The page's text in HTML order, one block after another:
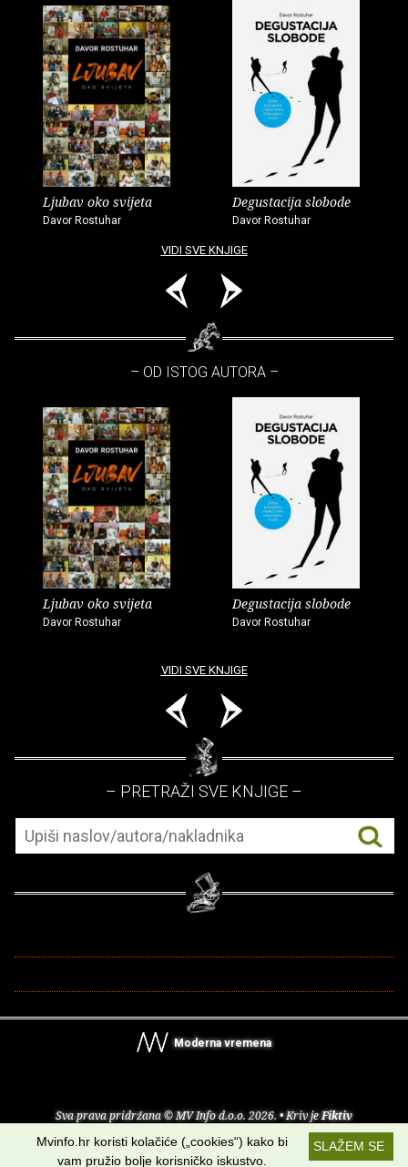
Ljubav oko svijeta
Davor Rostuhar
Degustacija slobode
Davor Rostuhar
VIDI SVE KNJIGE
– OD ISTOG AUTORA –
Ljubav oko svijeta
Davor Rostuhar
Degustacija slobode
Davor Rostuhar
VIDI SVE KNJIGE
– PRETRAŽI SVE KNJIGE –
Moderna vremena
Sva prava pridržana © MV Info d.o.o. 2026. • Kriv jeFiktiv
Uvjeti korištenja RSS kanaliSLAŽEM SE
Mvinfo.hr koristi kolačiće („cookies“) kako bi
vam pružio bolje korisničko iskustvo.